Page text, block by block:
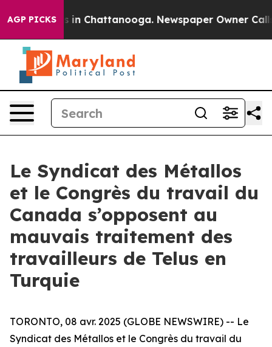
AGP PICKS
Chaos in Chattanooga. Newspaper Owner Calls
Le Syndicat des Métallos
et le Congrès du travail du
Canada s’opposent au
mauvais traitement des
travailleurs de Telus en
Turquie
TORONTO, 08 avr. 2025 (GLOBE NEWSWIRE) -- Le
Syndicat des Métallos et le Congrès du travail du